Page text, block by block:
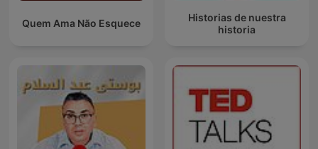
Quem Ama Não Esquece
Historias de nuestra
historia